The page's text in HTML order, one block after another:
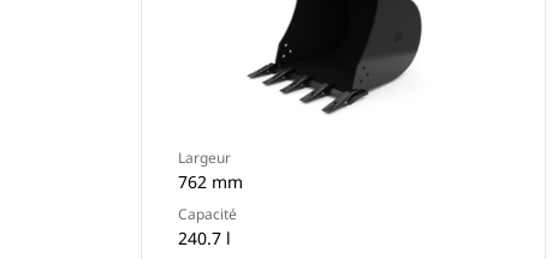
Largeur
762 mm
Capacité
240.7 l